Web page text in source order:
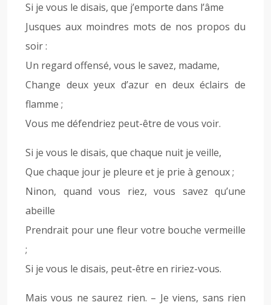
Si je vous le disais, que j’emporte dans l’âme
Jusques aux moindres mots de nos propos du
soir :
Un regard offensé, vous le savez, madame,
Change deux yeux d’azur en deux éclairs de
flamme ;
Vous me défendriez peut-être de vous voir.
Si je vous le disais, que chaque nuit je veille,
Que chaque jour je pleure et je prie à genoux ;
Ninon, quand vous riez, vous savez qu’une
abeille
Prendrait pour une fleur votre bouche vermeille
;
Si je vous le disais, peut-être en ririez-vous.
Mais vous ne saurez rien. – Je viens, sans rien